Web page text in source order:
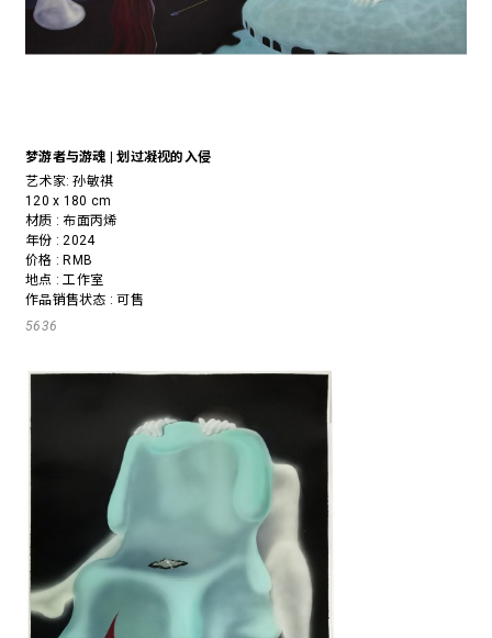
梦游者与游魂 | 划过凝视的入侵
艺术家:孙敏祺
120 x 180 cm
材质 : 布面丙烯
年份 : 2024
价格 : RMB
地点 : 工作室
作品销售状态 : 可售
5636